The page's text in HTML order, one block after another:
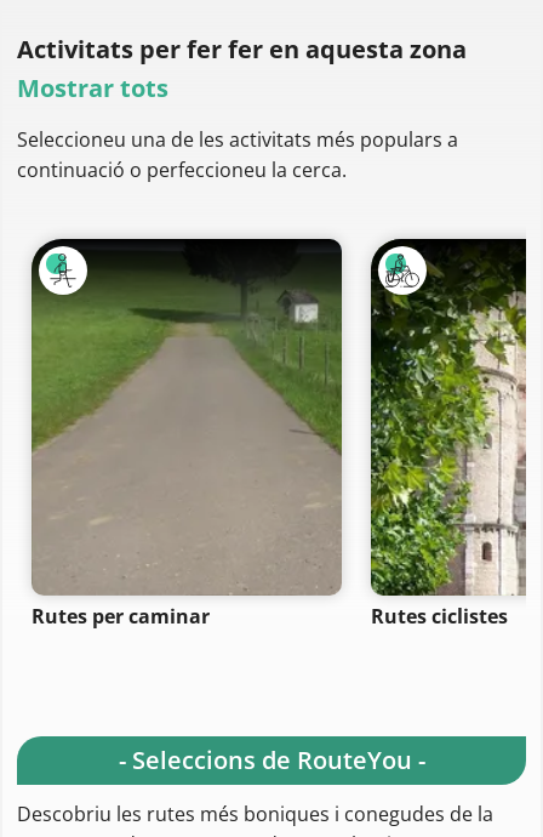
Activitats per ferfer en aquesta zona
Mostrar tots
Seleccioneu una de les activitats més populars a
continuació o perfeccioneu la cerca.
Rutes per caminar Rutes ciclistes
- Seleccions de RouteYou -
Descobriu les rutes més boniques i conegudes de la